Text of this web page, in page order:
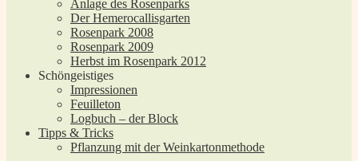
Anlage des Rosenparks
Der Hemerocallisgarten
Rosenpark 2008
Rosenpark 2009
Herbst im Rosenpark 2012
Schöngeistiges
Impressionen
Feuilleton
Logbuch – der Block
Tipps & Tricks
Pflanzung mit der Weinkartonmethode